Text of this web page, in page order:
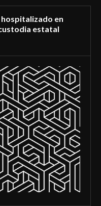
hospitalizado en
estatal